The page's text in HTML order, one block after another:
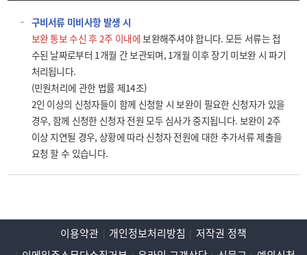
구비서류 미비사항 발생 시
보완 통보 수신 후 2주 이내에보완해주셔야 합니다. 모든 서류는 접
수된 날짜로부터 1개월 간 보관되며, 1개월 이후 장기 미보완 시 파기
처리됩니다.
(민원처리에 관한 법률 제14조)
2인 이상의 신청자들이 함께 신청할 시 보완이 필요한 신청자가 있을
경우, 함께 신청한 신청자 전원 모두 심사가 중지됩니다. 보완이 2주
이상 지연될 경우, 상황에 따라 신청자 전원에 대한 추가서류 제출을
요청 할 수 있습니다.
이용약관 개인정보처리방침
저작권 정책